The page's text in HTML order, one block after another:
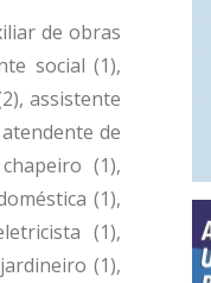
de obras
social (1),
assistente
de
(1),
(1),
(1),
(1),